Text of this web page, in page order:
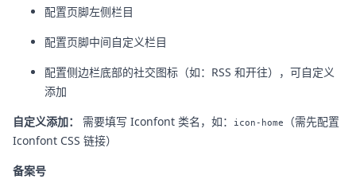
配置页脚左侧栏目
配置页脚中间自定义栏目
配置侧边栏底部的社交图标（如：RSS 和开往），可自定义
添加
自定义添加：
需要填写 Iconfont 类名，如： icon-home
（需先配置
Iconfont CSS 链接）
备案号